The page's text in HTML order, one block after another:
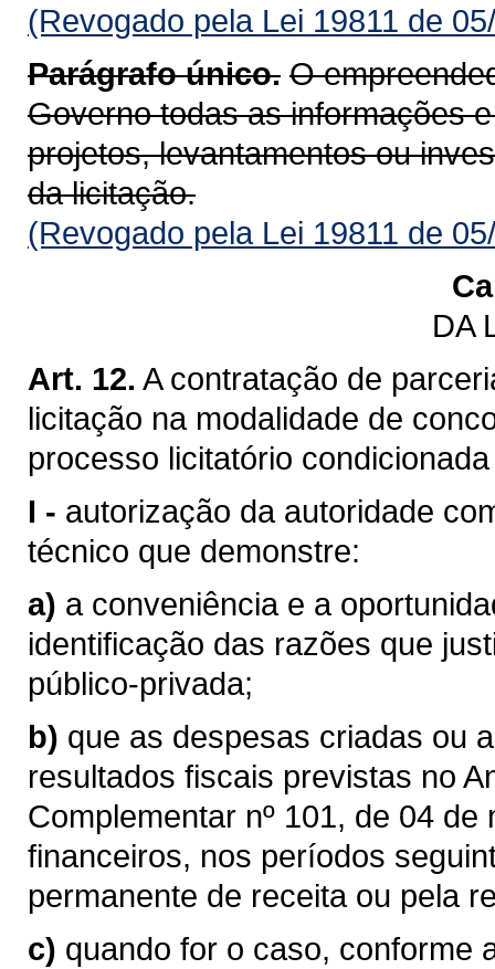
(Revogado pela Lei 19811 de
Parágrafo único. O
Governo todas as informações
projetos, levantamentos ou
da licitação.
(Revogado pela Lei 19811 de
DA
Art. 12. A contratação de
licitação na modalidade de
processo licitatório
I - autorização da autoridade
técnico que demonstre:
a) a conveniência e a
identificação das razões que
público-privada;
b) que as despesas criadas ou
resultados fiscais previstas no
Complementar nº 101, de 04
financeiros, nos períodos
permanente de receita ou pela
c) quando for o caso, conforme